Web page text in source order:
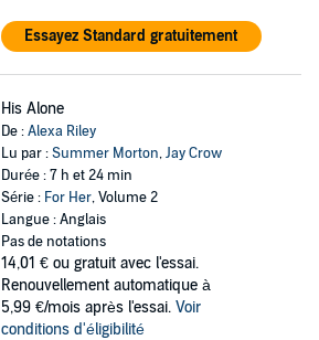
Essayez Standard gratuitement
His Alone
De :Alexa Riley
Lu par :Summer Morton,Jay Crow
Durée : 7 h et 24 min
Série : For Her, Volume 2
Langue : Anglais
Pas de notations
14,01 € ou gratuit avec l'essai.
Renouvellement automatique à
5,99 €/mois après l'essai. Voir
conditions d'éligibilité